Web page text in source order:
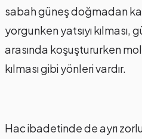
sabah güneş doğmadan
yorgunken yatsıyı
arasında koşuştururken
kılması gibi yönleri vardır.
Hac ibadetinde de ayrı